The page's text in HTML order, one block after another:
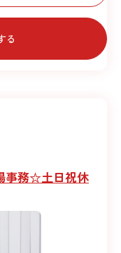
る
事務☆土日祝休